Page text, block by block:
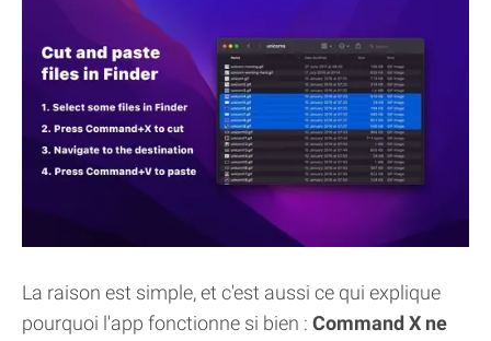
La raison est simple, et c'est aussi ce qui explique
pourquoi l'app fonctionne si bien : Command X ne